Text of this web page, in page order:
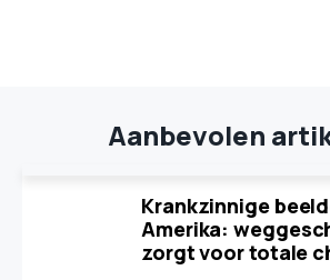
Aanbevolen
Krankzinnige
Amerika:
zorgt voor totale